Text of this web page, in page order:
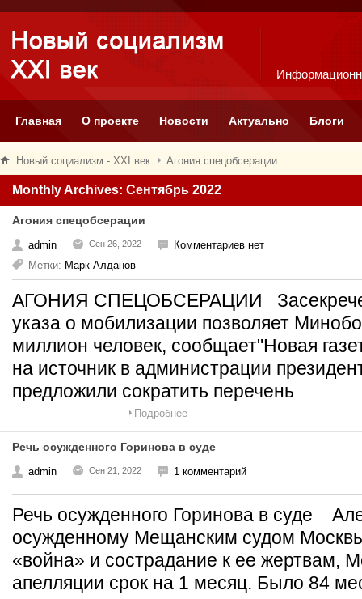
Главная О проекте Новости Актуально Блоги
Новый социализм - XXI век Агония спецобсерации
Monthly Archives: Сентябрь 2022
Агония спецобсерации
admin Сен 26, 2022
Комментариев нет
Метки: Марк Алданов
АГОНИЯ СПЕЦОБСЕРАЦИИ
указа о мобилизации позволяет
миллион человек, сообщает"Новая
на источник в администрации
предложили сократить перечень
Подробнее
Речь осужденного Горинова в суде
admin Сен 21, 2022 1 комментарий
Речь осужденного Горинова в суде
осужденному Мещанским судом
«война» и сострадание к ее жертвам,
апелляции срок на 1 месяц. Было 84